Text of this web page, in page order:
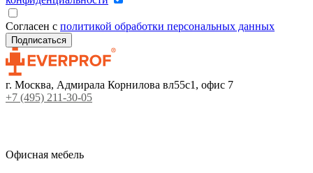
Согласен с политикой обработки персональных данных
г. Москва, Адмирала Корнилова вл55с1, офис 7
+7 (495) 211-30-05
Офисная мебель